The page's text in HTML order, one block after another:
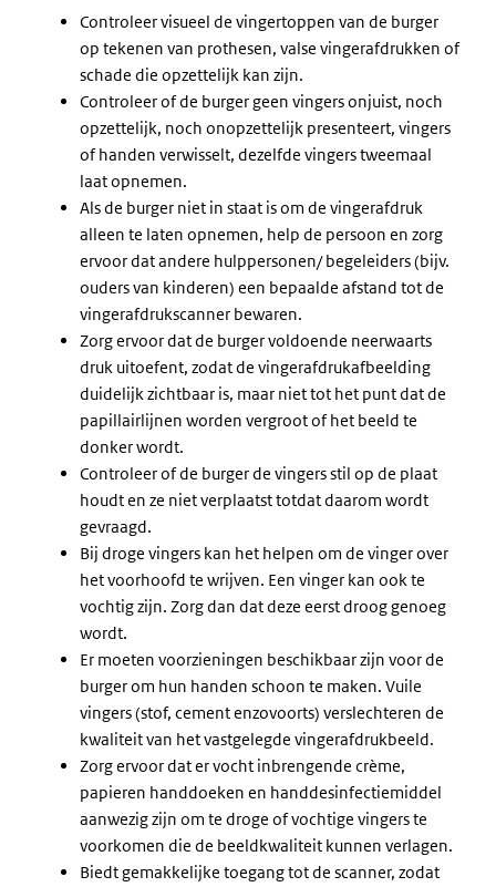
Controleer visueel de vingertoppen van de burger
op tekenen van prothesen, valse vingerafdrukken of
schade die opzettelijk kan zijn.
Controleer of de burger geen vingers onjuist, noch
opzettelijk, noch onopzettelijk presenteert, vingers
of handen verwisselt, dezelfde vingers tweemaal
laat opnemen.
Als de burger niet in staat is om de vingerafdruk
alleen te laten opnemen, help de persoon en zorg
ervoor dat andere hulppersonen/ begeleiders (bijv.
ouders van kinderen) een bepaalde afstand tot de
vingerafdrukscanner bewaren.
Zorg ervoor dat de burger voldoende neerwaarts
druk uitoefent, zodat de vingerafdrukafbeelding
duidelijk zichtbaar is, maar niet tot het punt dat de
papillairlijnen worden vergroot of het beeld te
donker wordt.
Controleer of de burger de vingers stil op de plaat
houdt en ze niet verplaatst totdat daarom wordt
gevraagd.
Bij droge vingers kan het helpen om de vinger over
het voorhoofd te wrijven. Een vinger kan ook te
vochtig zijn. Zorg dan dat deze eerst droog genoeg
wordt.
Er moeten voorzieningen beschikbaar zijn voor de
burger om hun handen schoon te maken. Vuile
vingers (stof, cement enzovoorts) verslechteren de
kwaliteit van het vastgelegde vingerafdrukbeeld.
Zorg ervoor dat er vocht inbrengende crème,
papieren handdoeken en handdesinfectiemiddel
aanwezig zijn om te droge of vochtige vingers te
voorkomen die de beeldkwaliteit kunnen verlagen.
Biedt gemakkelijke toegang tot de scanner, zodat